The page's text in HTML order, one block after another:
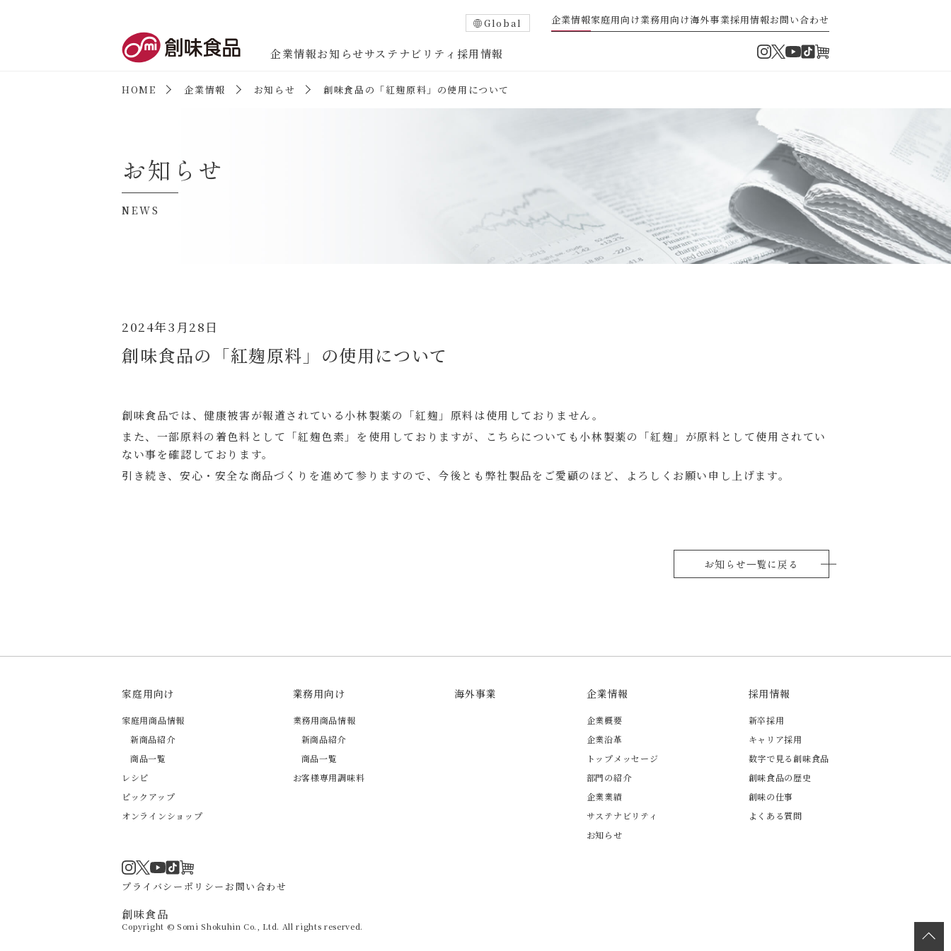
Global 企業情報家庭用向け業務用向け海外事業採用情報お問い合わせ
企業情報
企業沿⾰ 部門の紹介 企業業績
お知らせサステナビリティ 採用情報 Instagram
Twitter
YouTube
TikTok
HOME 企業情報 お知らせ 創味食品の「紅麹原料」の使用について
お知らせ
NEWS
2024年3月28日
創味食品の「紅麹原料」の使用について
創味食品では、健康被害が報道されている小林製薬の「紅麹」原料は使用しておりません。
また、一部原料の着色料として「紅麹色素」を使用しておりますが、こちらについても小林製薬の「紅麹」が原料として使用されてい
ない事を確認しております。
引き続き、安心・安全な商品づくりを進めて参りますので、今後とも弊社製品をご愛顧のほど、よろしくお願い申し上げます。
お知らせ⼀覧に戻る
家庭用向け
家庭用商品情報
新商品紹介
商品一覧
レシピ
ピックアップ
オンラインショップ
業務用向け
業務用商品情報
新商品紹介
商品一覧
お客様専用調味料
海外事業 企業情報
企業概要
企業沿革
トップメッセージ
部門の紹介
企業業績
サステナビリティ
お知らせ
採用情報
新卒採用
キャリア採用
数字で見る創味食品
創味食品の歴史
創味の仕事
よくある質問
Instagram
Twitter
YouTube
TikTok
プライバシーポリシーお問い合わせ
創味食品
Copyright © Somi Shokuhin Co., Ltd. All rights reserved.